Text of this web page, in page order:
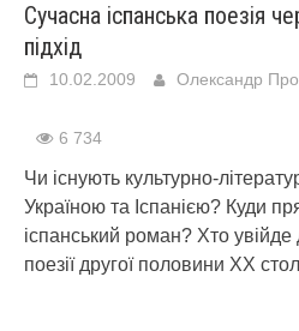
Сучасна іспанська поезія
підхід
10.02.2009 Олександр
6 734
Чи існують культурно-
Україною та Іспанією? Куди
іспанський роман? Хто увійде
поезії другої половини ХХ